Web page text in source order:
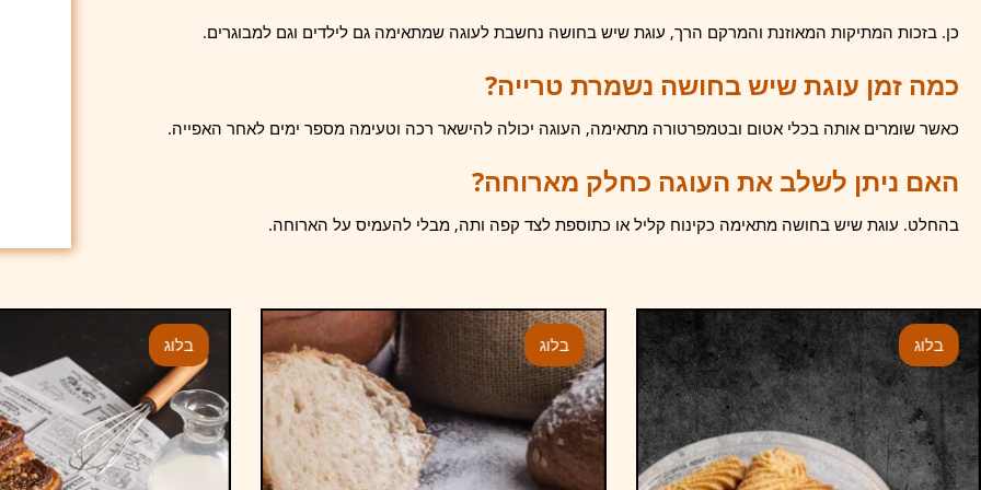
כן. בזכות המתיקות המאוזנת והמרקם הרך, עוגת שיש בחושה נחשבת לעוגה שמתאימה גם לילדים וגם למבוגרים.
כמה זמן עוגת שיש בחושה נשמרת טרייה?
כאשר שומרים אותה בכלי אטום ובטמפרטורה מתאימה, העוגה יכולה להישאר רכה וטעימה מספר ימים לאחר האפייה.
האם ניתן לשלב את העוגה כחלק מארוחה?
בהחלט. עוגת שיש בחושה מתאימה כקינוח קליל או כתוספת לצד קפה ותה, מבלי להעמיס על הארוחה.
בלוג בלוג בלוג